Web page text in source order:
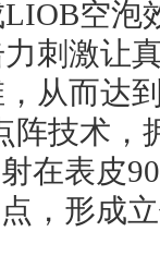
空泡
刺激让
从而达
阵技术，
在表皮
，形成